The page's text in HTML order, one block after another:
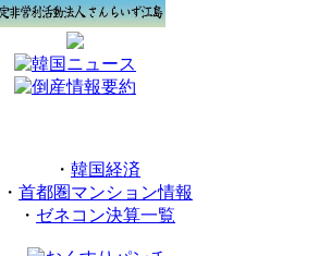
・ 韓国経済
・ 首都圏マンション情報
・ ゼネコン決算一覧